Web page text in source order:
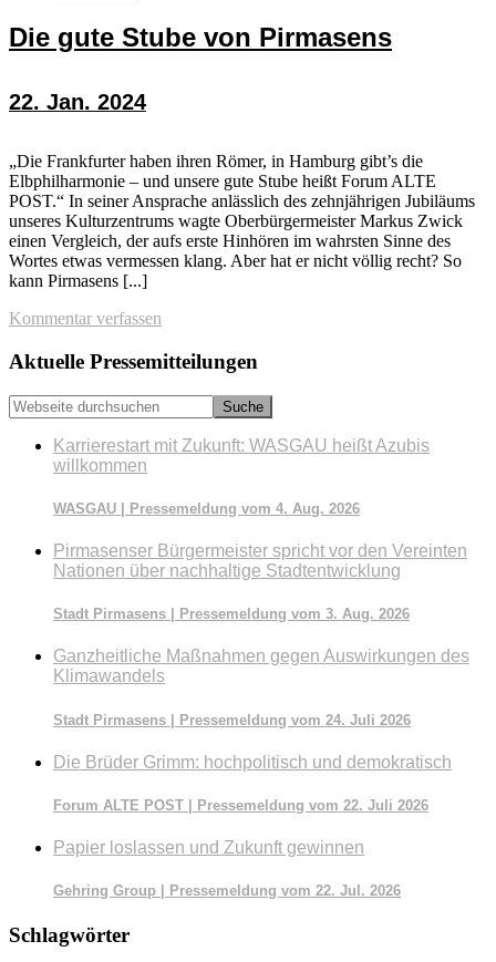
Die gute Stube von Pirmasens
22. Jan. 2024
„Die Frankfurter haben ihren Römer, in Hamburg gibt’s die
Elbphilharmonie – und unsere gute Stube heißt Forum ALTE
POST.“ In seiner Ansprache anlässlich des zehnjährigen Jubiläums
unseres Kulturzentrums wagte Oberbürgermeister Markus Zwick
einen Vergleich, der aufs erste Hinhören im wahrsten Sinne des
Wortes etwas vermessen klang. Aber hat er nicht völlig recht? So
kann Pirmasens [...]
Kommentar verfassen
Seitenspalte
Aktuelle Pressemitteilungen
Webseite
durchsuchen
Karrierestart mit Zukunft: WASGAU heißt Azubis
willkommen
WASGAU | Pressemeldung vom 4. Aug. 2026
Pirmasenser Bürgermeister spricht vor den Vereinten
Nationen über nachhaltige Stadtentwicklung
Stadt Pirmasens | Pressemeldung vom 3. Aug. 2026
Ganzheitliche Maßnahmen gegen Auswirkungen des
Klimawandels
Stadt Pirmasens | Pressemeldung vom 24. Juli 2026
Die Brüder Grimm: hochpolitisch und demokratisch
Forum ALTE POST | Pressemeldung vom 22. Juli 2026
Papier loslassen und Zukunft gewinnen
Gehring Group | Pressemeldung vom 22. Jul. 2026
Schlagwörter